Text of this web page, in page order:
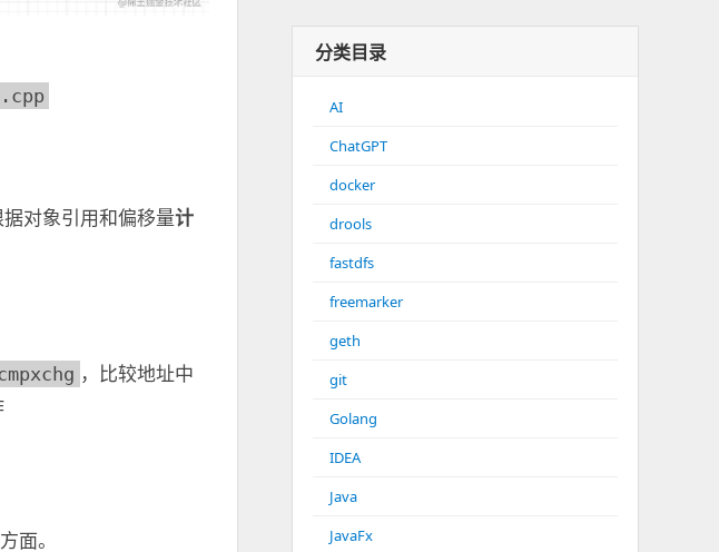
对象引用和偏移量计
，比较地址中
面。
分类目录
AI
ChatGPT
docker
drools
fastdfs
freemarker
geth
git
Golang
IDEA
Java
JavaFx